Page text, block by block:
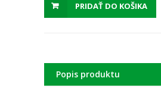
PRIDAŤ DO KOŠIKA
Popis produktu